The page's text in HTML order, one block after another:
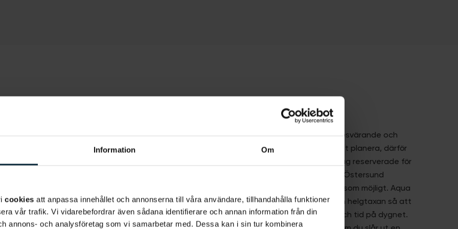
Information Om
cookies att anpassa innehållet och annonserna till våra användare, tillhandahålla funktioner
vår trafik. Vi vidarebefordrar även sådana identifierare och annan information från din
annons- och analysföretag som vi samarbetar med. Dessa kan i sin tur kombinera
tillsammans
dig att upprätthålla
i tid. I en
Östersund går
i slemhinnorna.
som inte går att
Akut problematik med tänderna kan vara oerhört besvärande och
kräva omgående åtgärder. Akuta besvär går inte att planera, därför
flera tider varje dag reserverade för
. Våra tandläkare i Östersund
anstränger sig alltid för att kunna hjälpa dig så fort som möjligt. Aqua
Dental har även slopat den konventionella jour- och helgtaxan så att
ett besök hos oss kostar lika mycket oavsett dag och tid på dygnet.